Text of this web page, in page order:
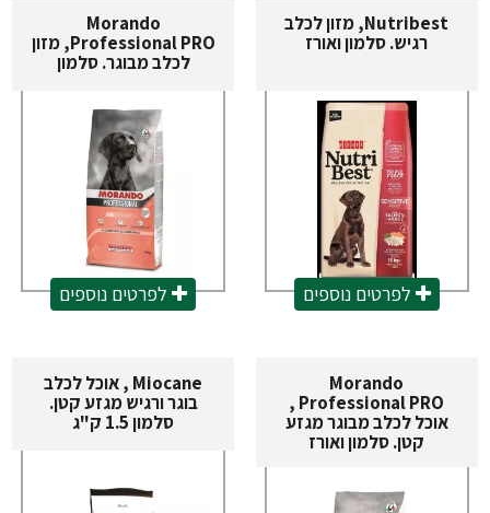
Nutribest, מזון לכלב
רגיש. סלמון ואורז
לפרטים נוספים
Morando
Professional PRO, מזון
לכלב מבוגר. סלמון
לפרטים נוספים
Morando
Professional PRO ,
אוכל לכלב מבוגר מגזע
קטן. סלמון ואורז
Miocane , אוכל לכלב
בוגר ורגיש מגזע קטן.
סלמון 1.5 ק"ג